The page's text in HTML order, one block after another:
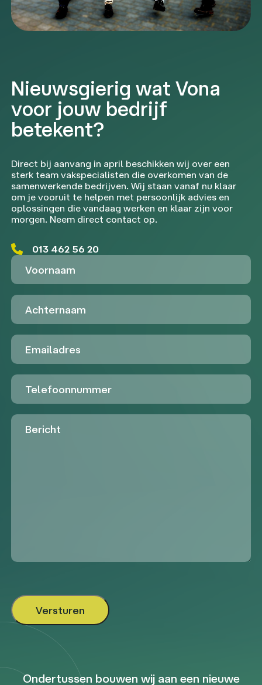
Nieuwsgierig wat Vona
voor jouw bedrijf
betekent?
Direct bij aanvang in april beschikken wij over een
sterk team vakspecialisten die overkomen van de
samenwerkende bedrijven. Wij staan vanaf nu klaar
om je vooruit te helpen met persoonlijk advies en
oplossingen die vandaag werken en klaar zijn voor
morgen. Neem direct contact op.
013 462 56 20
Voornaam
Achternaam
Emailadres
Telefoon
Untitled
Ondertussen bouwen wij aan een nieuwe